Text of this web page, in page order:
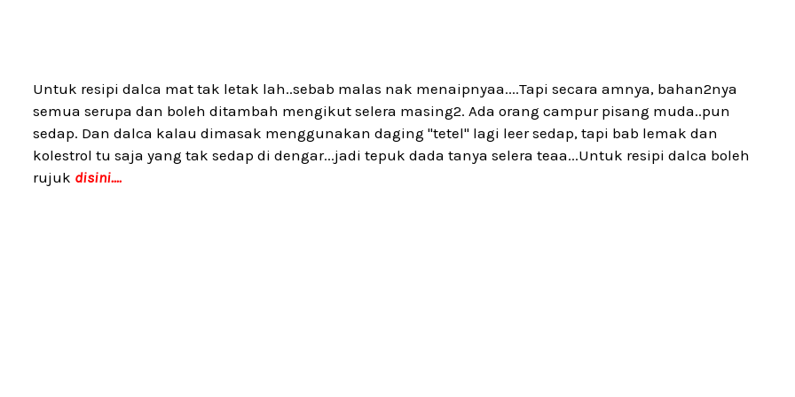
Untuk resipi dalca mat tak letak lah..sebab malas nak menaipnyaa....Tapi secara amnya, bahan2nya
semua serupa dan boleh ditambah mengikut selera masing2. Ada orang campur pisang muda..pun
sedap. Dan dalca kalau dimasak menggunakan daging "tetel" lagi leer sedap, tapi bab lemak dan
kolestrol tu saja yang tak sedap di dengar...jadi tepuk dada tanya selera teaa...Untuk resipi dalca boleh
rujuk disini....